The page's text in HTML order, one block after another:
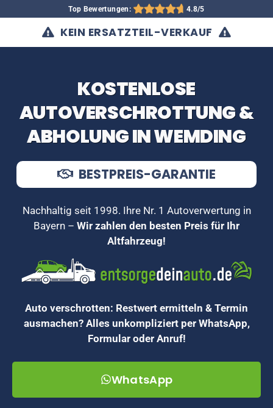
Top Bewertungen: 4.8/5
KEIN ERSATZTEIL-VERKAUF
KOSTENLOSE
AUTOVERSCHROTTUNG &
ABHOLUNG IN WEMDING
BESTPREIS-GARANTIE
Nachhaltig seit 1998. Ihre Nr. 1 Autoverwertung in
Bayern – Wir zahlen den besten Preis für Ihr
Altfahrzeug!
Auto verschrotten: Restwert ermitteln & Termin
ausmachen? Alles unkompliziert per WhatsApp,
Formular oder Anruf!
WhatsApp